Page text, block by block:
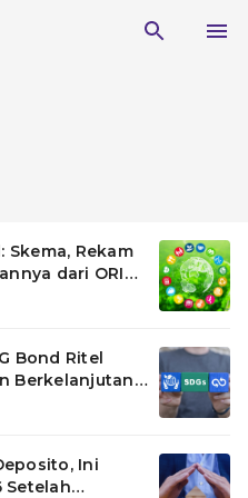
Skema, Rekam
dari ORI
Bond Ritel
Berkelanjutan
Ini
Setelah